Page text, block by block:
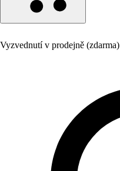
Vyzvednutí v prodejně (zdarma)